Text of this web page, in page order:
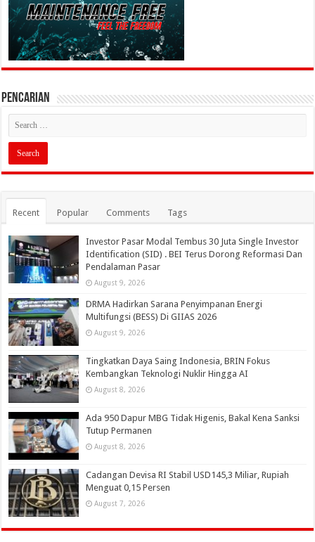
PENCARIAN
Recent Popular Comments Tags
Investor Pasar Modal Tembus 30 Juta Single Investor
Identification (SID) . BEI Terus Dorong Reformasi Dan
Pendalaman Pasar
August 9, 2026
DRMA Hadirkan Sarana Penyimpanan Energi
Multifungsi (BESS) Di GIIAS 2026
August 9, 2026
Tingkatkan Daya Saing Indonesia, BRIN Fokus
Kembangkan Teknologi Nuklir Hingga AI
August 8, 2026
Ada 950 Dapur MBG Tidak Higenis, Bakal Kena Sanksi
Tutup Permanen
August 8, 2026
Cadangan Devisa RI Stabil USD145,3 Miliar, Rupiah
Menguat 0,15 Persen
August 7, 2026